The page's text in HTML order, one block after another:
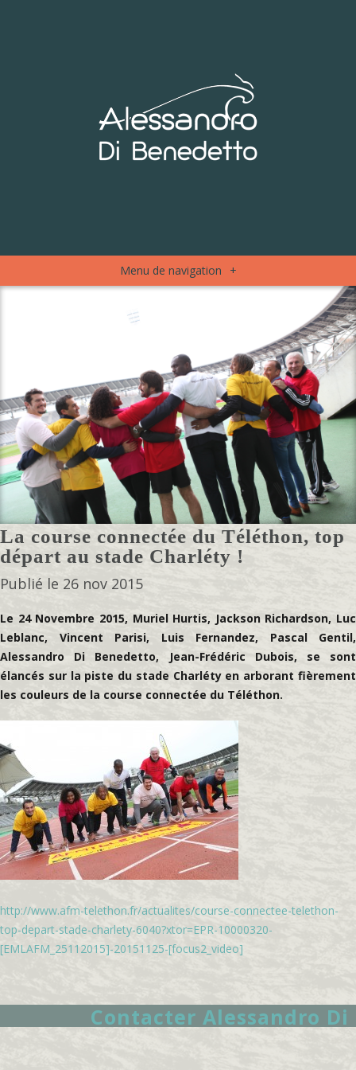
Menu de navigation +
La course connectée du Téléthon, top
départ au stade Charléty !
Publié le 26 nov 2015
Le 24 Novembre 2015, Muriel Hurtis, Jackson Richardson, Luc
Leblanc, Vincent Parisi, Luis Fernandez, Pascal Gentil,
Alessandro Di Benedetto, Jean-Frédéric Dubois, se sont
élancés sur la piste du stade Charléty en arborant fièrement
les couleurs de la course connectée du Téléthon.
http://www.afm-telethon.fr/actualites/course-connectee-telethon-
top-depart-stade-charlety-6040?xtor=EPR-10000320-
[EMLAFM_25112015]-20151125-[focus2_video]
Contacter Alessandro